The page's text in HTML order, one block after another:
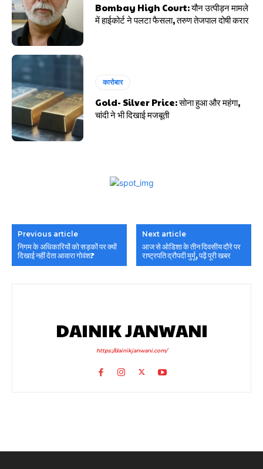
Bombay High Court: यौन उत्पीड़न मामले
में हाईकोर्ट ने पलटा फैसला, तरुण तेजपाल दोषी करार
कारोबार
Gold- Silver Price: सोना हुआ और महंगा,
चांदी ने भी दिखाई मजबूती
Previous article
निगम के अधिकारियों को सड़कों पर क्यों
दिखाई नहीं देता आवारा गोवंश?
Next article
आज से ओडिशा के तीन दिवसीय दौरे पर
राष्ट्रपति द्रौपदी मुर्मू, पढ़ें पूरी खबर
DAINIK JANWANI
https://dainikjanwani.com/